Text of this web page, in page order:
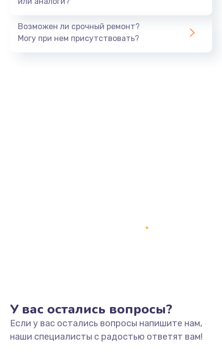
550 руб.
Не включается
1400 руб.
Заказать
Возможен ли срочный ремонт?
Могу при нем присутствовать?
У вас остались вопросы?
Если у вас остались вопросы напишите нам,
наши специалисты с радостью ответят вам!